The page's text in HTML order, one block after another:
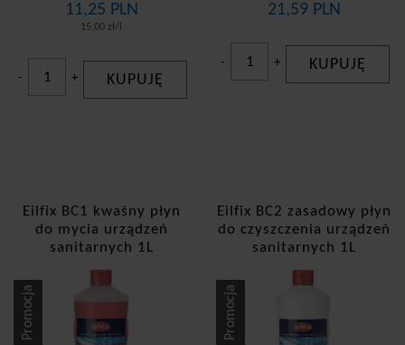
11,25 PLN
15,00 zł/l
- + KUPUJĘ
21,59 PLN
- + KUPUJĘ
Eilfix BC1 kwaśny płyn
do mycia urządzeń
sanitarnych 1L
Promocja
Eilfix BC2 zasadowy płyn
do czyszczenia urządzeń
sanitarnych 1L
Promocja